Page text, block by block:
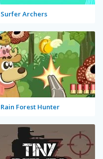
Surfer Archers
Rain Forest Hunter